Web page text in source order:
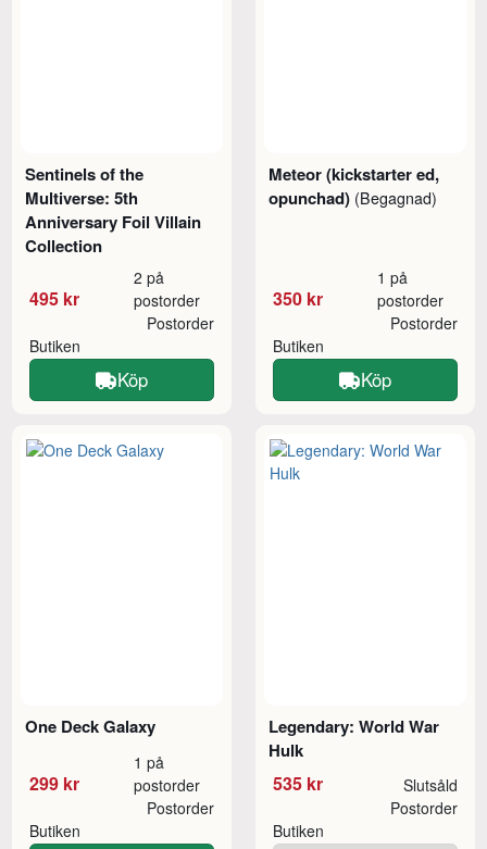
Sentinels of the
Multiverse: 5th
Anniversary Foil Villain
Collection
495 kr
2 på
postorder
Butiken
Postorder
Köp
Meteor (kickstarter ed,
opunchad) (Begagnad)
350 kr
1 på
postorder
Butiken
Postorder
Köp
One Deck Galaxy
299 kr
1 på
postorder
Butiken
Postorder
Legendary: World War
Hulk
535 kr Slutsåld
Butiken
Postorder